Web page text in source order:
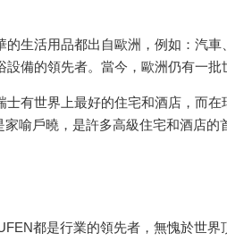
生活用品都出自歐洲，例如：汽
備的領先者。當今，歐洲仍有一批
有世界上最好的住宅和酒店，而
喻戶曉，是許多高級住宅和酒店的
都是行業的領先者，無愧於世界